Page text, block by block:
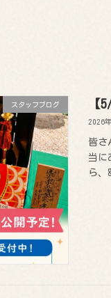
スタッフブログ 【
2026
皆さ
当に
ら